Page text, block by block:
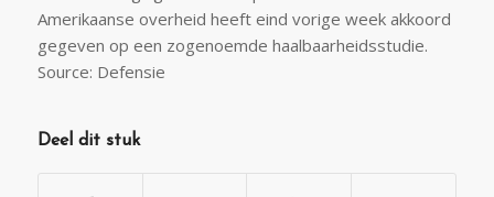
Amerikaanse overheid heeft eind vorige week akkoord
gegeven op een zogenoemde haalbaarheidsstudie.
Source: Defensie
Deel dit stuk